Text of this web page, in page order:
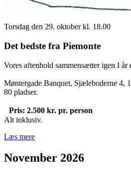
Torsdag den 29. oktober kl. 18.00
Det bedste fra Piemonte
Vores aftenhold sammensætter igen I
Møntergade Banquet, Sjæleboderne 4,
80 pladser.
Pris: 2.500 kr. pr. person
Alt inklusiv.
Læs mere
November 2026